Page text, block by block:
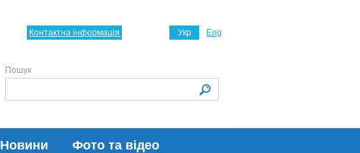
Новини Фото та відео
Укр Eng
Контактна інформація
Пошук